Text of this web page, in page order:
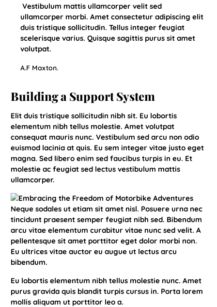
Vestibulum mattis ullamcorper velit sed
ullamcorper morbi. Amet consectetur adipiscing elit
duis tristique sollicitudin. Tellus integer feugiat
scelerisque varius. Quisque sagittis purus sit amet
volutpat.
A.F Maxton.
Building a Support System
Elit duis tristique sollicitudin nibh sit. Eu lobortis
elementum nibh tellus molestie. Amet volutpat
consequat mauris nunc. Vestibulum sed arcu non odio
euismod lacinia at quis. Eu sem integer vitae justo eget
magna. Sed libero enim sed faucibus turpis in eu. Et
molestie ac feugiat sed lectus vestibulum mattis
ullamcorper.
Neque sodales ut etiam sit amet nisl. Posuere urna nec
tincidunt praesent semper feugiat nibh sed. Bibendum
arcu vitae elementum curabitur vitae nunc sed velit. A
pellentesque sit amet porttitor eget dolor morbi non.
Eu ultrices vitae auctor eu augue ut lectus arcu
bibendum.
Eu lobortis elementum nibh tellus molestie nunc. Amet
purus gravida quis blandit turpis cursus in. Porta lorem
mollis aliquam ut porttitor leo a.